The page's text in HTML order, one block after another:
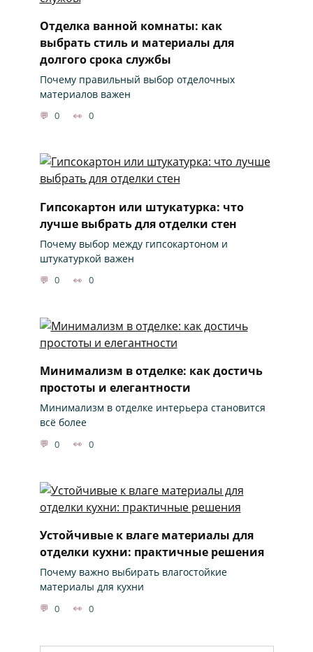
Отделка ванной комнаты: как
выбрать стиль и материалы для
долгого срока службы
Почему правильный выбор отделочных
материалов важен
0 0
Гипсокартон или штукатурка: что
лучше выбрать для отделки стен
Почему выбор между гипсокартоном и
штукатуркой важен
0 0
Минимализм в отделке: как достичь
простоты и елегантности
Минимализм в отделке интерьера становится
всё более
0 0
Устойчивые к влаге материалы для
отделки кухни: практичные решения
Почему важно выбирать влагостойкие
материалы для кухни
0 0